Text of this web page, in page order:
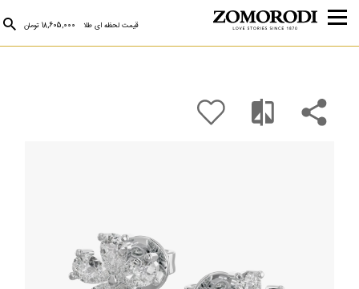
قیمت لحظه ای طلا 18,605,000 تومان